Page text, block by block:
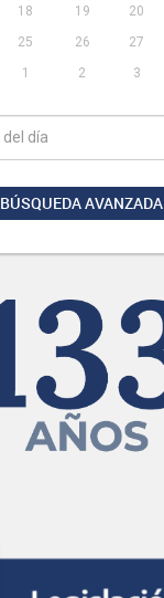
18 19 20
25 26 27
1 2 3
BÚSQUEDA AVANZADA